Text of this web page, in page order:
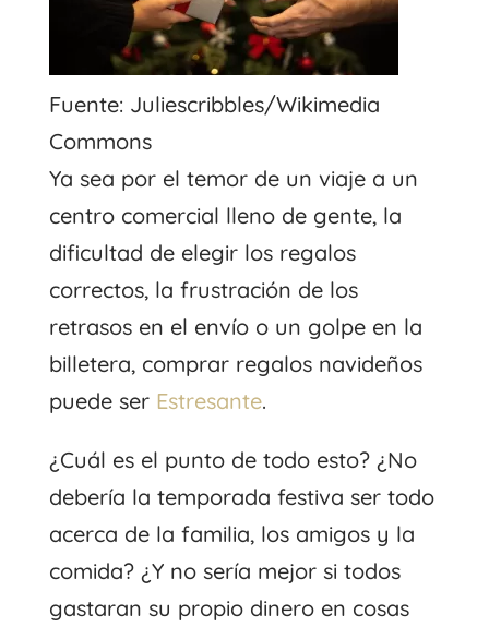
Fuente: Juliescribbles/Wikimedia
Commons
Ya sea por el temor de un viaje a un
centro comercial lleno de gente, la
dificultad de elegir los regalos
correctos, la frustración de los
retrasos en el envío o un golpe en la
billetera, comprar regalos navideños
puede ser Estresante.
¿Cuál es el punto de todo esto? ¿No
debería la temporada festiva ser todo
acerca de la familia, los amigos y la
comida? ¿Y no sería mejor si todos
gastaran su propio dinero en cosas